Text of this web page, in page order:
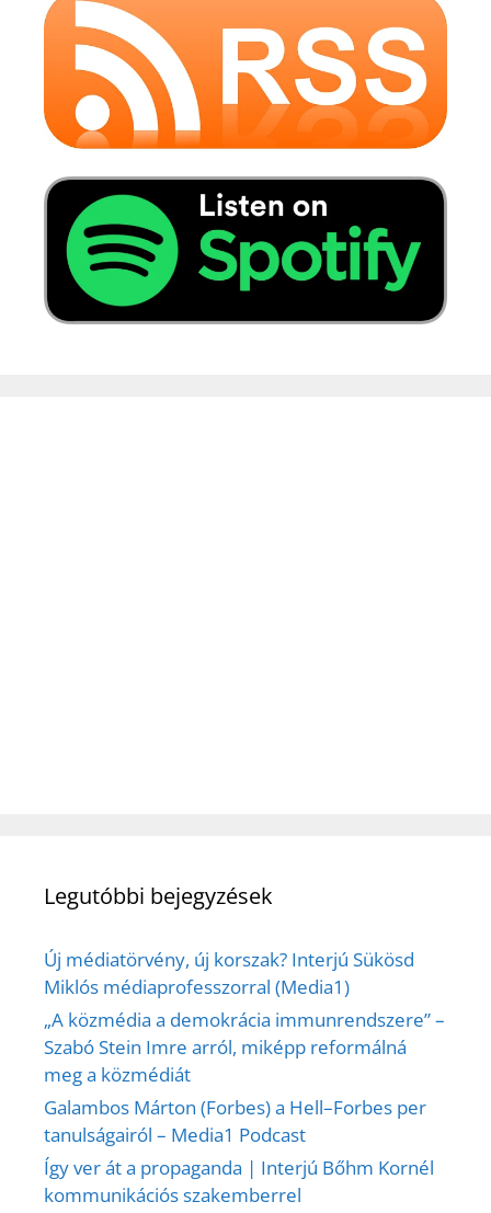
Legutóbbi bejegyzések
Új médiatörvény, új korszak? Interjú Sükösd
Miklós médiaprofesszorral (Media1)
„A közmédia a demokrácia immunrendszere” –
Szabó Stein Imre arról, miképp reformálná
meg a közmédiát
Galambos Márton (Forbes) a Hell–Forbes per
tanulságairól – Media1 Podcast
Így ver át a propaganda | Interjú Bőhm Kornél
kommunikációs szakemberrel